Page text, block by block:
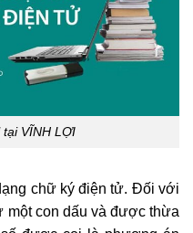
VĨNH LỢI
chữ ký điện tử. Đối với
một con dấu và được thừa